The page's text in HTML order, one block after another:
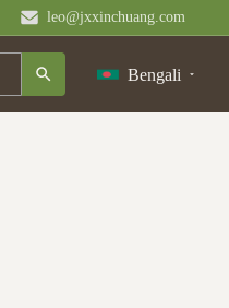
leo@jxxinchuang.com
Bengali